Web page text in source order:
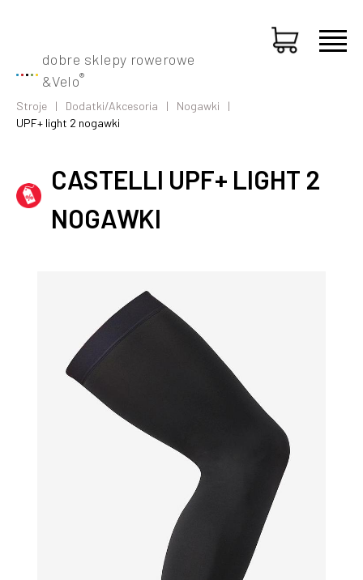
dobre sklepy rowerowe
&Velo®
Stroje Dodatki/Akcesoria
Nogawki
UPF+ light 2 nogawki
CASTELLI UPF+ LIGHT 2
NOGAWKI